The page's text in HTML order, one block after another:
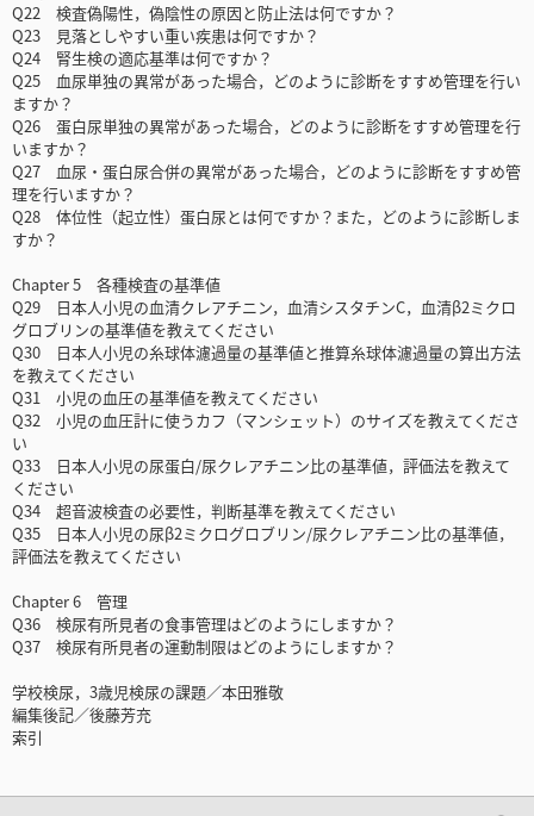
Q22 検査偽陽性，偽陰性の原因と防止法は何ですか？
Q23 見落としやすい重い疾患は何ですか？
Q24 腎生検の適応基準は何ですか？
Q25 血尿単独の異常があった場合，どのように診断をすすめ管理を行い
ますか？
Q26 蛋白尿単独の異常があった場合，どのように診断をすすめ管理を行
いますか？
Q27 血尿・蛋白尿合併の異常があった場合，どのように診断をすすめ管
理を行いますか？
Q28 体位性（起立性）蛋白尿とは何ですか？また，どのように診断しま
すか？
Chapter 5 各種検査の基準値
Q29 日本人小児の血清クレアチニン，血清シスタチンC，血清β2ミクロ
グロブリンの基準値を教えてください
Q30 日本人小児の糸球体濾過量の基準値と推算糸球体濾過量の算出方法
を教えてください
Q31 小児の血圧の基準値を教えてください
Q32 小児の血圧計に使うカフ（マンシェット）のサイズを教えてくださ
い
Q33 日本人小児の尿蛋白/尿クレアチニン比の基準値，評価法を教えて
ください
Q34 超音波検査の必要性，判断基準を教えてください
Q35 日本人小児の尿β2ミクログロブリン/尿クレアチニン比の基準値，
評価法を教えてください
Chapter 6 管理
Q36 検尿有所見者の食事管理はどのようにしますか？
Q37 検尿有所見者の運動制限はどのようにしますか？
学校検尿，3歳児検尿の課題／本田雅敬
編集後記／後藤芳充
索引